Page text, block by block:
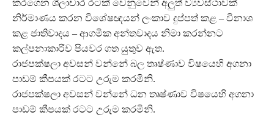
කරගෙන ශීලාචාර රටක් වෙනුවෙන් අලුත් ව්‍යවස්ථාවක්
නිර්මාණය කරන විශේෂඥයන් ලංකාව දුප්පත් කළ – විනාශ
කළ ජාතිවාදය – ආගමික අන්තවාදය නිමා කරන්නට
කල්පනාකාරීව පියවර ගත යුතුව ඇත.
රාජපක්ෂලා අවසන් වන්නේ බල තෘෂ්ණාව විෂයෙහි අගනා
පාඩම් කීපයක් රටට උරුම කරමිනි.
රාජපක්ෂලා අවසන් වන්නේ ධන තෘෂ්ණාව විෂයෙහි අගනා
පාඩම් කීපයක් රටට උරුම කරමිනි.